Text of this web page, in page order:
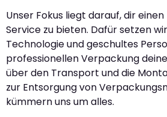
Unser Fokus liegt darauf, dir
Service zu bieten. Dafür setzen
Technologie und geschultes
professionellen Verpackung
über den Transport und die
zur Entsorgung von
kümmern uns um alles.